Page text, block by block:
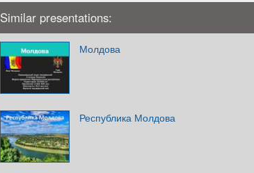
Similar presentations:
Молдова
Республика Молдова